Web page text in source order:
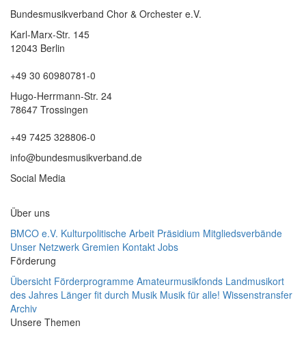
Bundesmusikverband Chor & Orchester e.V.
Karl-Marx-Str. 145
12043 Berlin
+49 30 60980781-0
Hugo-Herrmann-Str. 24
78647 Trossingen
+49 7425 328806-0
info@bundesmusikverband.de
Social Media
Über uns
BMCO e.V. Kulturpolitische Arbeit Präsidium Mitgliedsverbände
Unser Netzwerk Gremien Kontakt Jobs
Förderung
Übersicht Förderprogramme Amateurmusikfonds Landmusikort
des Jahres Länger fit durch Musik Musik für alle! Wissenstransfer
Archiv
Unsere Themen